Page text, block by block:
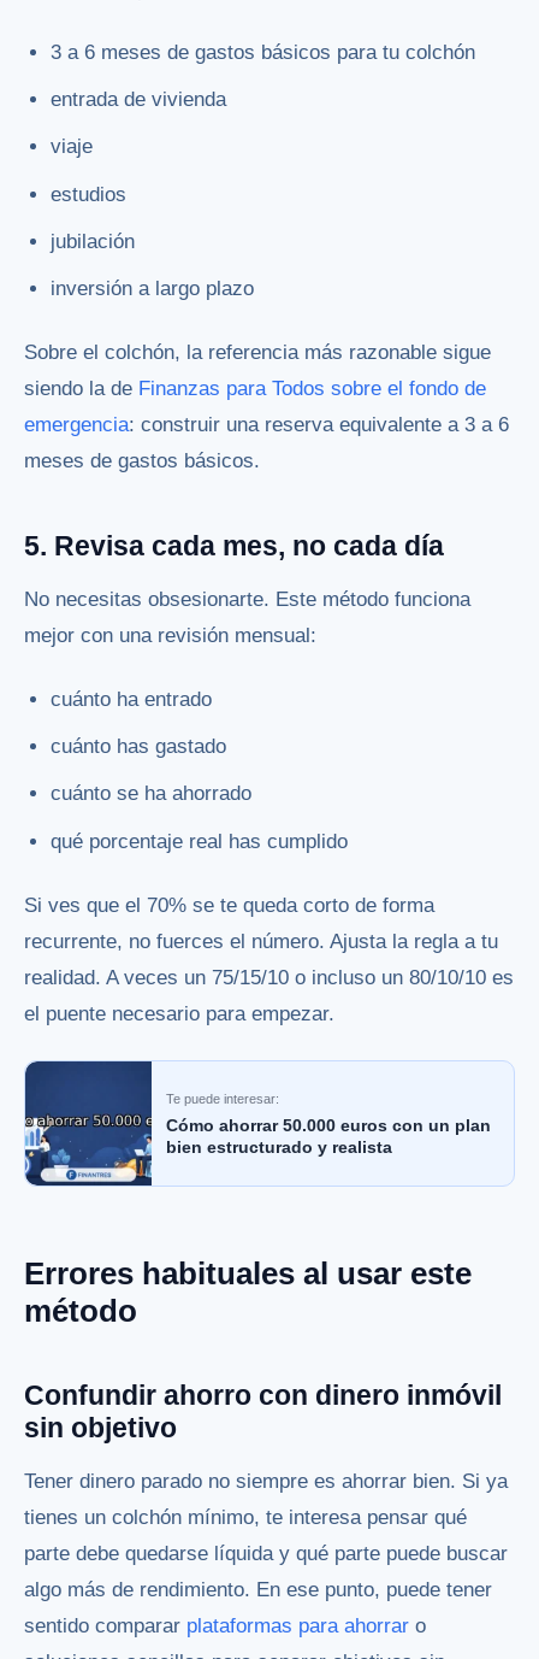
3 a 6 meses de gastos básicos para tu colchón
entrada de vivienda
viaje
estudios
jubilación
inversión a largo plazo
Sobre el colchón, la referencia más razonable sigue
siendo la de Finanzas para Todos sobre el fondo de
emergencia: construir una reserva equivalente a 3 a 6
meses de gastos básicos.
5. Revisa cada mes, no cada día
No necesitas obsesionarte. Este método funciona
mejor con una revisión mensual:
cuánto ha entrado
cuánto has gastado
cuánto se ha ahorrado
qué porcentaje real has cumplido
Si ves que el 70% se te queda corto de forma
recurrente, no fuerces el número. Ajusta la regla a tu
realidad. A veces un 75/15/10 o incluso un 80/10/10 es
el puente necesario para empezar.
Te puede interesar:
Cómo ahorrar 50.000 euros con un plan
bien estructurado y realista
Errores habituales al usar este
método
Confundir ahorro con dinero inmóvil
sin objetivo
Tener dinero parado no siempre es ahorrar bien. Si ya
tienes un colchón mínimo, te interesa pensar qué
parte debe quedarse líquida y qué parte puede buscar
algo más de rendimiento. En ese punto, puede tener
sentido comparar plataformas para ahorrar o